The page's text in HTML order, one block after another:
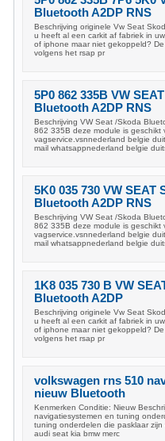
Bluetooth A2DP RNS
Beschrijving originele Vw Seat
u heeft al een carkit af fabriek in
of iphone maar niet gekoppeld?
volgens het rsap pr
5P0 862 335B VW
Bluetooth A2DP RNS
Beschrijving VW Seat /Skoda
862 335B deze module is geschikt
vagservice.vsnnederland belgie
mail whatsappnederland belgie
5K0 035 730 VW SEAT
Bluetooth A2DP RNS
Beschrijving VW Seat /Skoda
862 335B deze module is geschikt
vagservice.vsnnederland belgie
mail whatsappnederland belgie
1K8 035 730 B VW
Bluetooth A2DP
Beschrijving originele Vw Seat
u heeft al een carkit af fabriek in
of iphone maar niet gekoppeld?
volgens het rsap pr
volkswagen rns 510
nieuw Bluetooth
Kenmerken Conditie: Nieuw
navigatiesystemen en tuning
tuning onderdelen die pasklaar
audi seat kia bmw merc